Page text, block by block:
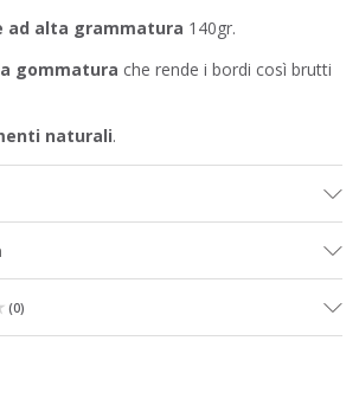
ad alta grammatura 140gr.
gommatura che rende i bordi così brutti
naturali.
(0)